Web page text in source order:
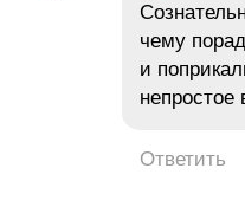
чему
и
Ответить